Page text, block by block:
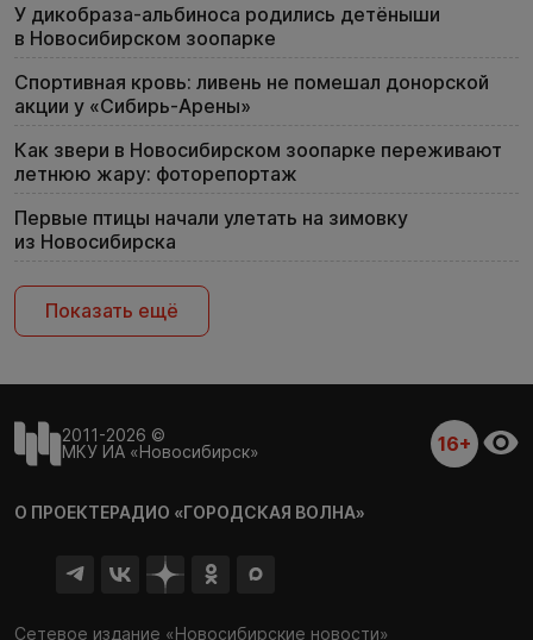
У дикобраза-альбиноса родились детёныши
в Новосибирском зоопарке
Спортивная кровь: ливень не помешал донорской
акции у «Сибирь-Арены»
Как звери в Новосибирском зоопарке переживают
летнюю жару: фоторепортаж
Первые птицы начали улетать на зимовку
из Новосибирска
Показать ещё
2011-2026 ©
МКУ ИА «Новосибирск»
16+
О ПРОЕКТЕРАДИО «ГОРОДСКАЯ ВОЛНА»
Сетевое издание «Новосибирские новости»